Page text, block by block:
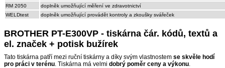
RM 2050
doplněk umožňující měření ve zdravotnictví
WELDtest
doplněk umožňující provádět kontroly a zkoušky svářeček
BROTHER PT-E300VP - tiskárna čár. kódů, textů a
el. značek + potisk bužírek
Tato tiskárna patří mezi ruční tiskárny a díky svým vlastnostem se skvěle hodí
pro práci v terénu . Tiskárna má velmi dobrý poměr ceny a výkonu